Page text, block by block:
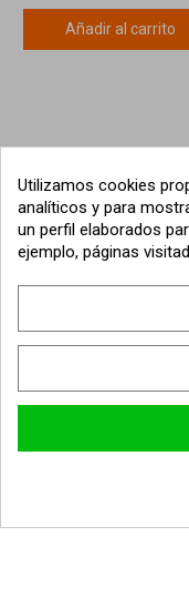
Añadir al carrito
Información sobre
Utilizamos cookies
analíticos y para
un perfil elaborados
ejemplo, páginas